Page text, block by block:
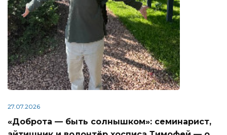
27.07.2026
«Доброта — быть солнышком»: семинарист,